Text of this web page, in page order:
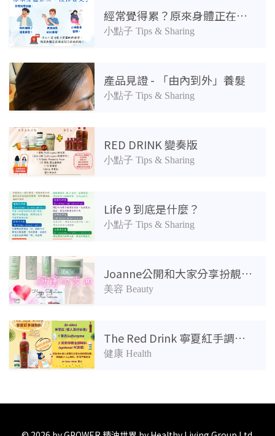
經常覺得累？原來身體正在「慢性發炎」
小點子 Tips & Sharing
產品見證 - 「由內到外」養髮
小點子 Tips & Sharing
RED DRINK 變奏版
小點子 Tips & Sharing
Life 9 到底是什麼？
小點子 Tips & Sharing
Joanne公開和大家分享扮靚心得！
美容 Beauty
The Red Drink 寧夏紅手調飲料🥃
健康 Health